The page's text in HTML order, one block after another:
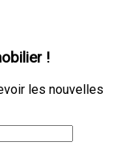
!
les nouvelles